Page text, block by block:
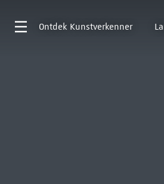
Ontdek Kunstverkenner